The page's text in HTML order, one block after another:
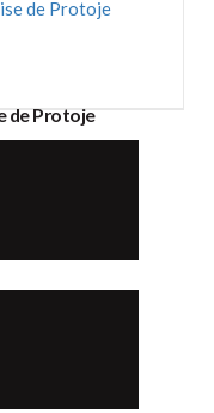
de Protoje